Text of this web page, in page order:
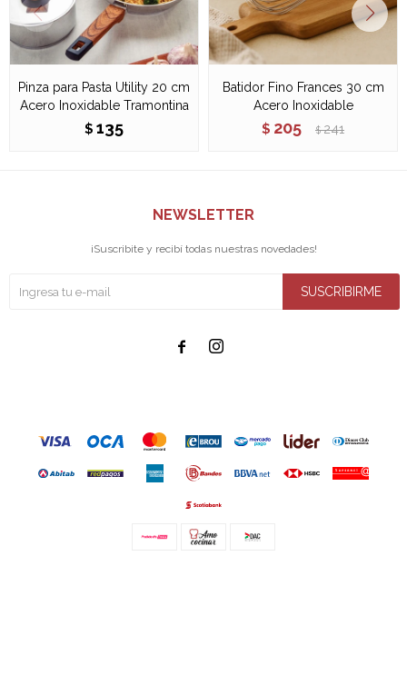
Pinza para Pasta Utility 20 cm
Acero Inoxidable Tramontina
$ 135
Batidor Fino Frances 30 cm
Acero Inoxidable
$ 205 $ 241
NEWSLETTER
¡Suscribite y recibí todas nuestras novedades!
SUSCRIBIRME
 